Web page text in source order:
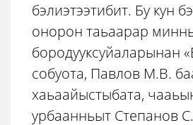
бэлиэтээтибит. Бу кун
онорон таьаарар
бородууксуйаларынан
собуота, Павлов М.В.
хаьаайыстыбата,
урбаанньыт Степанов